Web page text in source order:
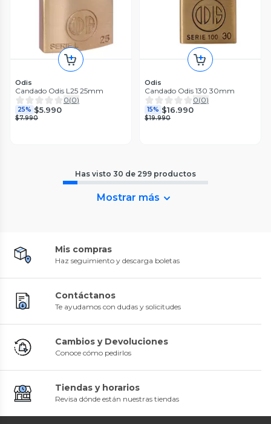
Odis
Candado Odis L25 25mm
0(0)
25% $5.990
$7.990
Odis
Candado Odis 130 30mm
0(0)
15% $16.990
$19.990
Has visto 30 de 299 productos
Mostrar más
Mis compras
Haz seguimiento y descarga boletas
Contáctanos
Te ayudamos con dudas y solicitudes
Cambios y Devoluciones
Conoce cómo pedirlos
Tiendas y horarios
Revisa dónde están nuestras tiendas